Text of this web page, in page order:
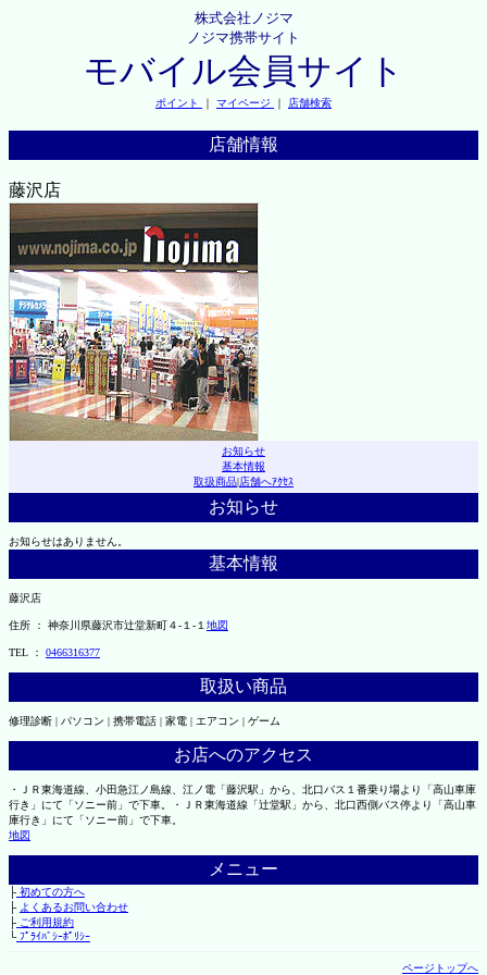
株式会社ノジマ
ノジマ携帯サイト
モバイル会員サイト
ポイント ｜ マイページ ｜ 店舗検索
店舗情報
藤沢店
お知らせ
基本情報
取扱商品|店舗へｱｸｾｽ
お知らせ
お知らせはありません。
基本情報
藤沢店
住所 ： 神奈川県藤沢市辻堂新町４-１-１ 地図
TEL ： 0466316377
取扱い商品
修理診断 | パソコン | 携帯電話 | 家電 | エアコン | ゲーム
お店へのアクセス
・ＪＲ東海道線、小田急江ノ島線、江ノ電「藤沢駅」から、北口バス１番乗り場より「高山車庫
行き」にて「ソニー前」で下車。・ＪＲ東海道線「辻堂駅」から、北口西側バス停より「高山車
庫行き」にて「ソニー前」で下車。
地図
メニュー
├初めての方へ
├ よくあるお問い合わせ
├ご利用規約
└ﾌﾟﾗｲﾊﾞｼｰﾎﾟﾘｼｰ
ページトップへ